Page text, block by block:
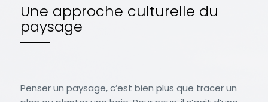
Une approche culturelle du
paysage
Penser un paysage, c’est bien plus que tracer un